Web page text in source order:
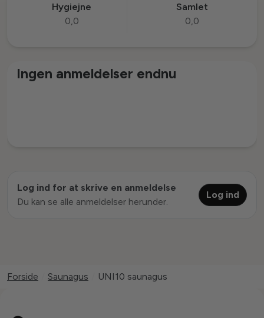
Hygiejne
0,0
Samlet
0,0
Ingen anmeldelser endnu
Log ind for at skrive en anmeldelse
Du kan se alle anmeldelser herunder.
Log ind
Forside Saunagus UNI10 saunagus